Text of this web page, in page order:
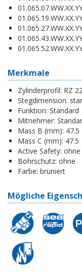
Merkmale
Zylinderprofil: RZ
Stegdimension:
Funktion: Standard
Mitnehmer:
Mass B (mm): 47.5
Mass C (mm): 47.5
Active Safety: ohne
Bohrschutz: ohne
Farbe: brüniert
Mögliche